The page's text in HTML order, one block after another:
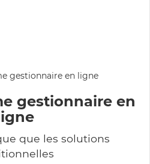
gestionnaire en
que les solutions